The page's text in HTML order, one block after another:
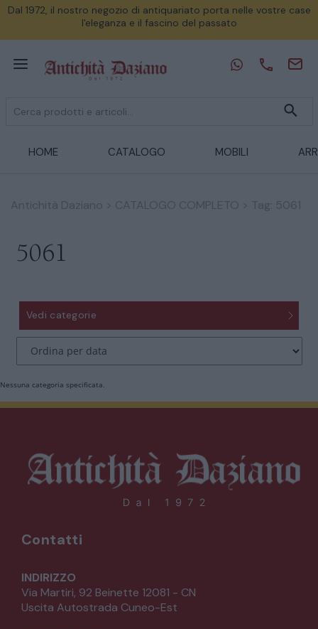
Dal 1972, il nostro negozio di antiquariato porta nelle vostre case
l'eleganza e il fascino del passato
HOME CATALOGO MOBILI
Antichità Daziano CATALOGO COMPLETO Tag: 5061
CATALOGO COMPLETO
ARMADI
COMÒ E COMODINI
SEDIE POLTRONE DIVANI
5061
Vedi categorie
Nessuna categoria specificata.
Contatti
INDIRIZZO
Via Martiri, 92 Beinette 12081 - CN
Uscita Autostrada Cuneo-Est